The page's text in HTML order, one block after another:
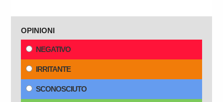
OPINIONI
NEGATIVO
IRRITANTE
SCONOSCIUTO